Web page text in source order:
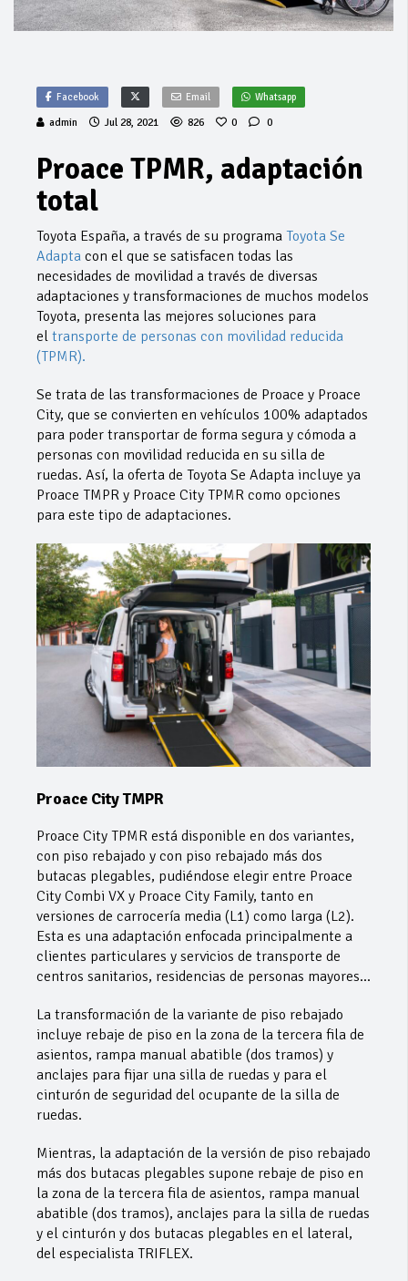
Facebook Email Whatsapp
admin Jul 28, 2021 826 0 0
Proace TPMR, adaptación
total
Toyota España, a través de su programa Toyota Se
Adapta con el que se satisfacen todas las
necesidades de movilidad a través de diversas
adaptaciones y transformaciones de muchos modelos
Toyota, presenta las mejores soluciones para
el transporte de personas con movilidad reducida
(TPMR).
Se trata de las transformaciones de Proace y Proace
City, que se convierten en vehículos 100% adaptados
para poder transportar de forma segura y cómoda a
personas con movilidad reducida en su silla de
ruedas. Así, la oferta de Toyota Se Adapta incluye ya
Proace TMPR y Proace City TPMR como opciones
para este tipo de adaptaciones.
Proace City TMPR
Proace City TPMR está disponible en dos variantes,
con piso rebajado y con piso rebajado más dos
butacas plegables, pudiéndose elegir entre Proace
City Combi VX y Proace City Family, tanto en
versiones de carrocería media (L1) como larga (L2).
Esta es una adaptación enfocada principalmente a
clientes particulares y servicios de transporte de
centros sanitarios, residencias de personas mayores…
La transformación de la variante de piso rebajado
incluye rebaje de piso en la zona de la tercera fila de
asientos, rampa manual abatible (dos tramos) y
anclajes para fijar una silla de ruedas y para el
cinturón de seguridad del ocupante de la silla de
ruedas.
Mientras, la adaptación de la versión de piso rebajado
más dos butacas plegables supone rebaje de piso en
la zona de la tercera fila de asientos, rampa manual
abatible (dos tramos), anclajes para la silla de ruedas
y el cinturón y dos butacas plegables en el lateral,
del especialista TRIFLEX.